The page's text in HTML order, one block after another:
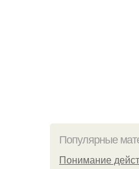
Популярные
Понимание